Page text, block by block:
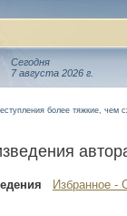
Сегодня
7 августа 2026 г.
более тяжкие, чем
Избранное -